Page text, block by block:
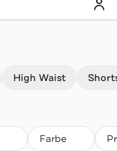
High Waist
Farbe